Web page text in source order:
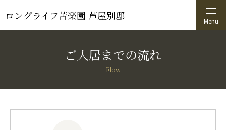
ロングライフ苦楽園 芦屋別邸
ご入居までの流れ
Flow